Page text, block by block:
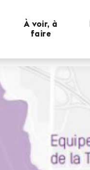
À voir, à
faire